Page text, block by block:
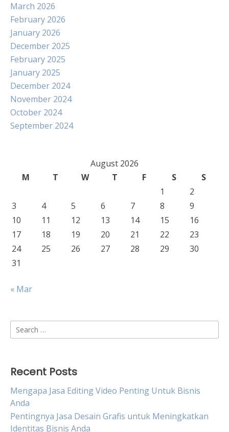
March 2026
February 2026
January 2026
December 2025
February 2025
January 2025
December 2024
November 2024
October 2024
September 2024
August 2026
M
T W T F S
S
1
2
3
4 5 6 7 8
9
10
11 12 13 14 15
16
17
18 19 20 21 22
23
24
25 26 27 28 29
30
31
« Mar
Search
for:
Recent Posts
Mengapa Jasa Editing Video Penting Untuk Bisnis
Anda
Pentingnya Jasa Desain Grafis untuk Meningkatkan
Identitas Bisnis Anda